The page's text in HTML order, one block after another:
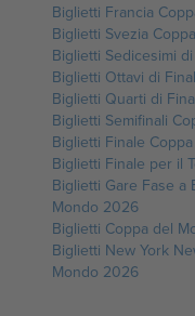
Biglietti Francia
Biglietti Svezia
Biglietti Sedicesimi
Biglietti Ottavi di
Biglietti Quarti di
Biglietti Semifinali
Biglietti Finale
Biglietti Finale per il
Biglietti Gare Fase a
Mondo 2026
Biglietti Coppa del
Biglietti New York
Mondo 2026